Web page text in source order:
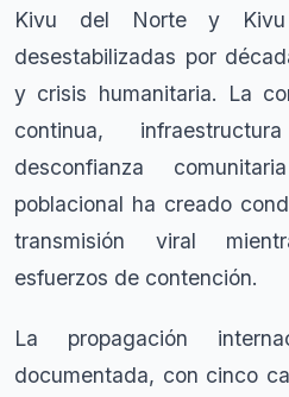
Kivu del Norte y
desestabilizadas por
y crisis humanitaria. La
continua,
desconfianza
poblacional ha creado
transmisión viral
esfuerzos de contención.
La propagación
documentada, con cinco